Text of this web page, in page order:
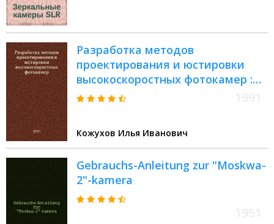
Разработка методов
проектирования и юстировки
высокоскоростных фотокамер :
Автореф. дис. на соиск. учен.
Кожухов Илья Иванович
Gebrauchs-Anleitung zur "Moskwa-
2"-kamera